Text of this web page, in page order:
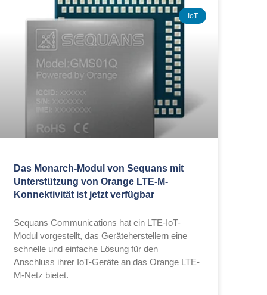
IoT
Das Monarch-Modul von Sequans mit
Unterstützung von Orange LTE-M-
Konnektivität ist jetzt verfügbar
Sequans Communications hat ein LTE-IoT-
Modul vorgestellt, das Geräteherstellern eine
schnelle und einfache Lösung für den
Anschluss ihrer IoT-Geräte an das Orange LTE-
M-Netz bietet.